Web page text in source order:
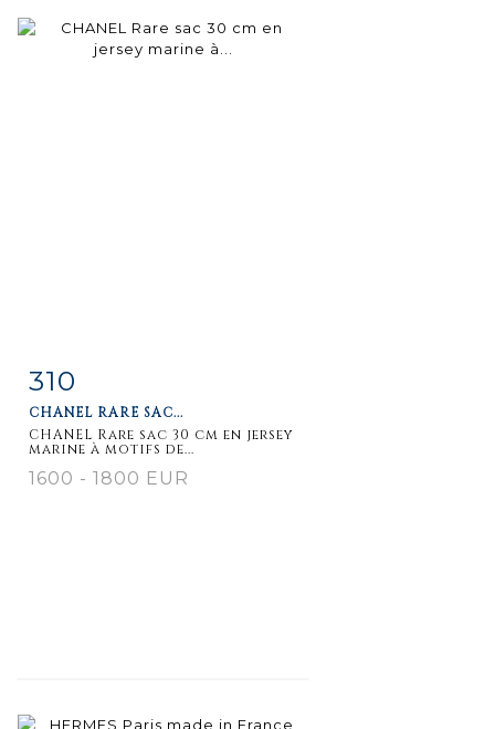
Item detail
310
CHANEL RARE SAC...
CHANEL Rare sac 30 cm en jersey
marine à motifs de...
1600 - 1800 EUR